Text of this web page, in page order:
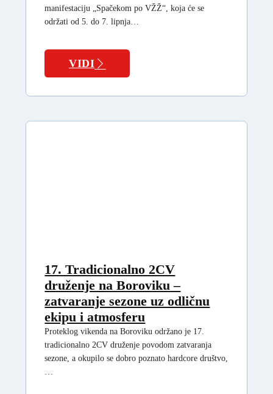
manifestaciju „Spačekom po VŽŽ“, koja će se
održati od 5. do 7. lipnja…
VIDI
17. Tradicionalno 2CV
druženje na Boroviku –
zatvaranje sezone uz odličnu
ekipu i atmosferu
Proteklog vikenda na Boroviku održano je 17.
tradicionalno 2CV druženje povodom zatvaranja
sezone, a okupilo se dobro poznato hardcore društvo,
…